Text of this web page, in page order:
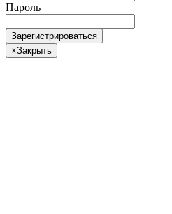
Пароль
Зарегистрироваться
×Закрыть